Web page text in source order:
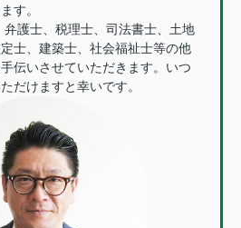
す。
護士、税理士、司法書士、土地
士、建築士、社会福祉士等の他
伝いさせていただきます。いつ
だけますと幸いです。